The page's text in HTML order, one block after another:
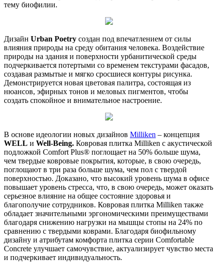
тему биофилии.
Дизайн Urban Poetry создан под впечатлением от силы
влияния природы на среду обитания человека. Воздействие
природы на здания и поверхности урбанитической среды
подчеркивается потертыми со временем текстурами фасадов,
создавая размытые и мягко сросшиеся контуры рисунка.
Демонстрируется новая цветовая палитра, состоящая из
нюансов, эфирных тонов и меловых пигментов, чтобы
создать спокойное и внимательное настроение.
В основе идеологии новых дизайнов Milliken – концепция
WELL и Well-Being. Ковровая плитка Milliken с акустической
подложкой Comfort Plus® поглощает на 50% больше шума,
чем твердые ковровые покрытия, которые, в свою очередь,
поглощают в три раза больше шума, чем пол с твердой
поверхностью. Доказано, что высокий уровень шума в офисе
повышает уровень стресса, что, в свою очередь, может оказать
серьезное влияние на общее состояние здоровья и
благополучие сотрудников. Ковровая плитка Milliken также
обладает значительными эргономическими преимуществами
благодаря снижению нагрузки на мышцы стопы на 24% по
сравнению с твердыми коврами. Благодаря биофильному
дизайну и атрибутам комфорта плитка серии Comfortable
Concrete улучшает самочувствие, актуализирует чувство места
и подчеркивает индивидуальность.